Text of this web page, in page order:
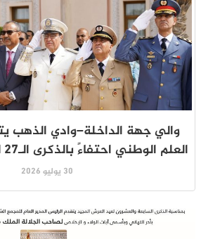
والي جهة الداخلة–وادي الذهب
العلم الوطني احتفاءً بالذكرى الـ27 لعيد العرش المجيد
30 يوليو 2026